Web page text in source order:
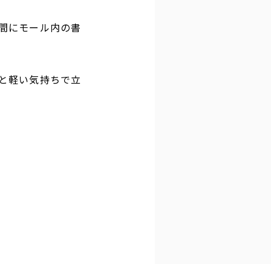
にモール内の書
軽い気持ちで立